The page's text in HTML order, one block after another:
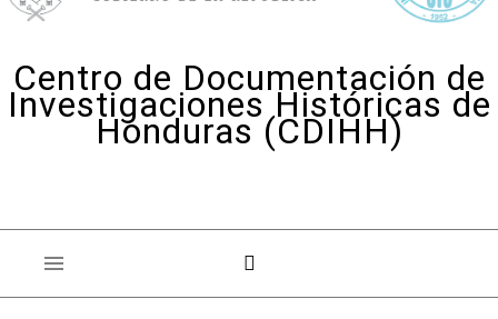
Centro de Documentación de
Investigaciones Históricas de
Honduras (CDIHH)